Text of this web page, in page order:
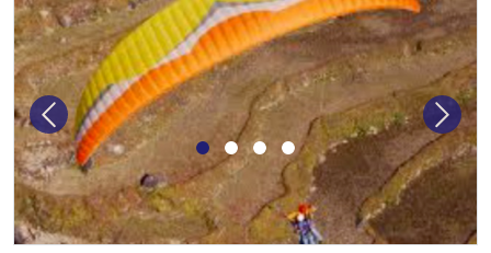
Previous Next